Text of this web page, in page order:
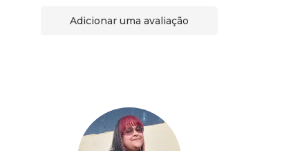
Adicionar uma avaliação